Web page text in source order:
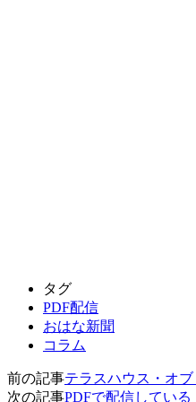
タグ
PDF配信
おはな新聞
コラム
前の記事テラスハウス・オ
次の記事PDFで配信している